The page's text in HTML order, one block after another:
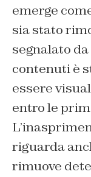
emerge
sia stato
segnalato da
contenuti è
essere
entro le
riguarda
rimuove